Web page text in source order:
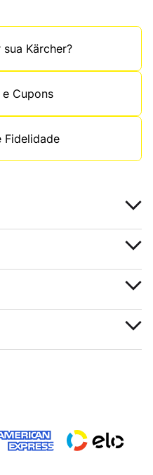
Kärcher?
Cupons
Fidelidade